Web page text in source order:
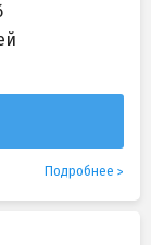
Подробнее